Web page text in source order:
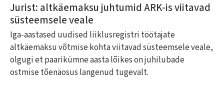
Jurist: altkäemaksu juhtumid ARK-is viitavad
süsteemsele veale
Iga-aastased uudised liiklusregistri töötajate
altkäemaksu võtmise kohta viitavad süsteemsele veale,
olgugi et paarikümne aasta lõikes on juhilubade
ostmise tõenäosus langenud tugevalt.